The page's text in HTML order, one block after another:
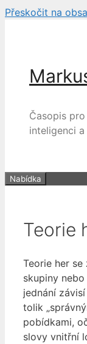
Přeskočit na
Časopis
inteligenci
Nabídka
Teorie
Teorie her
skupiny
jednání
tolik
pobídkami,
slovy vnitřní